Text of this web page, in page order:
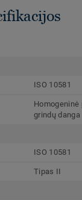
ISO 10581
grindų danga
ISO 10581
Tipas II